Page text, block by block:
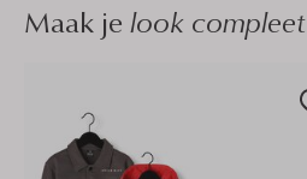
Maak je look compleet